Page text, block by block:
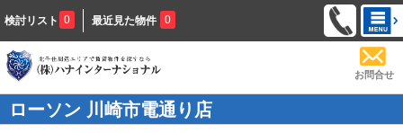
検討リスト 0 最近見た物件 0
お問合せ
ローソン 川崎市電通り店